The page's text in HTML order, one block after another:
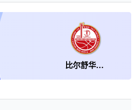
比尔舒华夏普尔